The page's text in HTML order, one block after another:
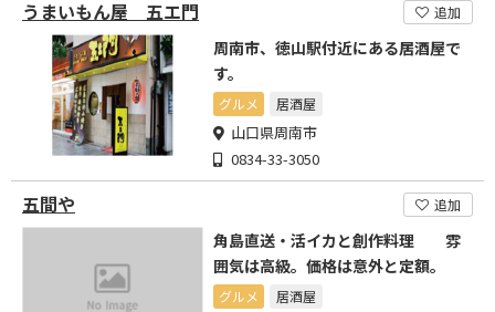
うまいもん屋 五エ門 追加
周南市、徳山駅付近にある居酒屋で
す。
グルメ 居酒屋
山口県周南市
0834-33-3050
五間や 追加
角島直送・活イカと創作料理 雰
囲気は高級。価格は意外と定額。
グルメ 居酒屋